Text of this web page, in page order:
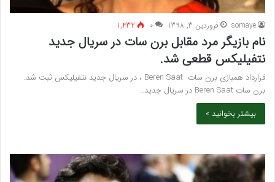
somaye فروردین 3, 1398 ۰ 1,432
نام بازیگر مرد مقابل برن سات در سریال جدید
نتفیلیکس قطعی شد.
قرارداد همبازی برن سات Beren Saat ، در سریال جدید نتفیلیکس ثبت شد.
برن سات Beren Saat در سریال جدید…
بیشتر بخوانید »